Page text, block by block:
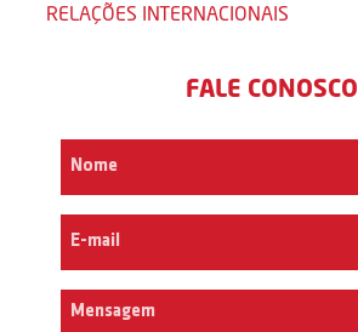
RELAÇÕES INTERNACIONAIS
FALE CONOSCO